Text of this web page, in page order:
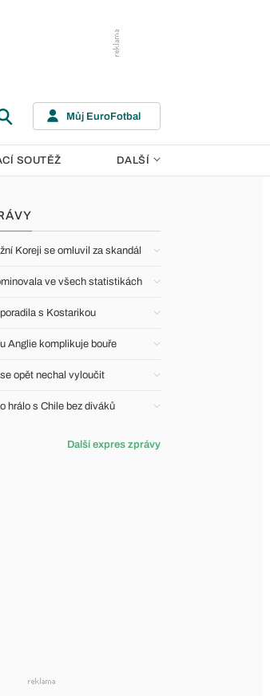
Můj EuroFotbal
SOUTĚŽ DALŠÍ
Koreji se omluvil za skandál
ve všech statistikách
s Kostarikou
Anglie komplikuje bouře
opět nechal vyloučit
hrálo s Chile bez diváků
Další expres zprávy